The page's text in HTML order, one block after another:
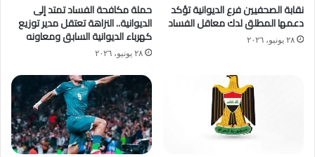
نقابة الصحفيين فرع الديوانية تؤكد
دعمها المطلق لدك معاقل الفساد
٢٨ يونيو، ٢٠٢٦
حملة مكافحة الفساد تمتد إلى
الديوانية.. النزاهة تعتقل مدير توزيع
كهرباء الديوانية السابق ومعاونه
٢٨ يونيو، ٢٠٢٦